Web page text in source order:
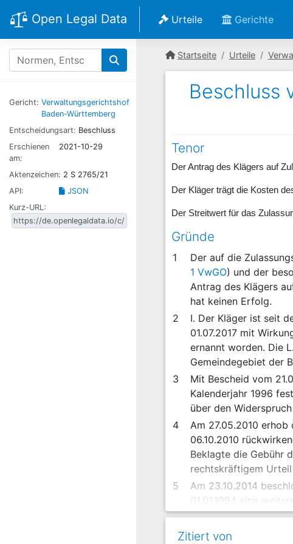
Open Legal Data Urteile Gerichte
Gericht: Verwaltungsgerichtshof
Baden-Württemberg
Entscheidungsart: Beschluss
Erschienen
am:
2021-10-29
Aktenzeichen: 2 S 2765/21
API:
JSON
Kurz-URL:
Startseite Urteile
Beschluss
Tenor
Der Antrag des Klägers auf
Der Kläger trägt die Kosten
Der Streitwert für das
Gründe
1 Der auf die
1 VwGO) und der
Antrag des Klägers
hat keinen Erfolg.
2
I. Der Kläger ist seit
01.07.2017 mit
ernannt worden. Die
Gemeindegebiet der
3
Mit Bescheid vom
Kalenderjahr 1996
über den
4
Am 27.05.2010
06.10.2010
Beklagte die Gebühr
rechtskräftigem
5
Am 23.10.2014
01.01.1994 eine
06.10.2010
6
Mit Bescheid vom
Zitiert von